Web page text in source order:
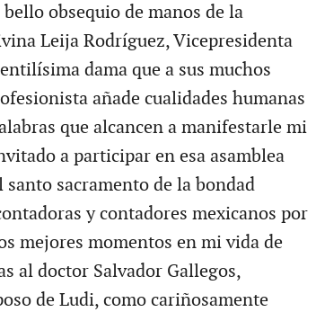
obsequio de manos de la
Leija Rodríguez, Vicepresidenta
dama que a sus muchos
añade cualidades humanas
que alcancen a manifestarle mi
a participar en esa asamblea
sacramento de la bondad
y contadores mexicanos por
mejores momentos en mi vida de
al doctor Salvador Gallegos,
de Ludi, como cariñosamente